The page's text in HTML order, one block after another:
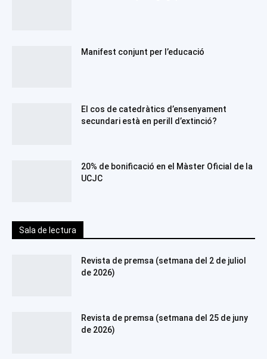
Manifest conjunt per l’educació
El cos de catedràtics d’ensenyament
secundari està en perill d’extinció?
20% de bonificació en el Màster Oficial de la
UCJC
Sala de lectura
Revista de premsa (setmana del 2 de juliol
de 2026)
Revista de premsa (setmana del 25 de juny
de 2026)